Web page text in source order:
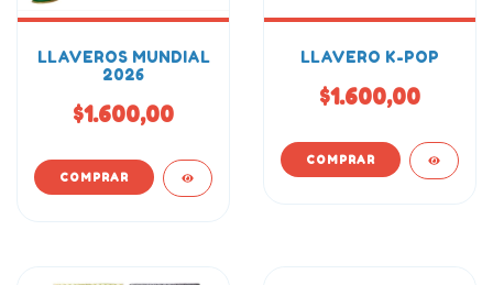
LLAVEROS MUNDIAL
2026
$1.600,00
LLAVERO K-POP
$1.600,00